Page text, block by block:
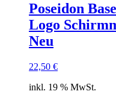
Poseidon
Logo
Neu
22,50 €
inkl. 19 % MwSt.